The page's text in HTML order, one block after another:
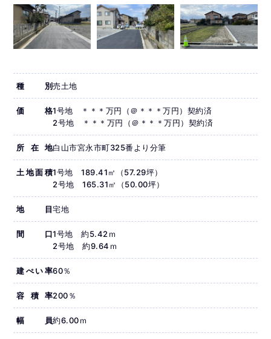
種別売土地
価格1号地 ＊＊＊万円（＠＊＊＊万円）契約済
2号地 ＊＊＊万円（＠＊＊＊万円）契約済
所在地白山市宮永市町325番より分筆
土地面積1号地 189.41㎡（57.29坪）
2号地 165.31㎡（50.00坪）
地目宅地
間口1号地 約5.42ｍ
2号地 約9.64ｍ
建ぺい率60％
容積率200％
幅員約6.00ｍ